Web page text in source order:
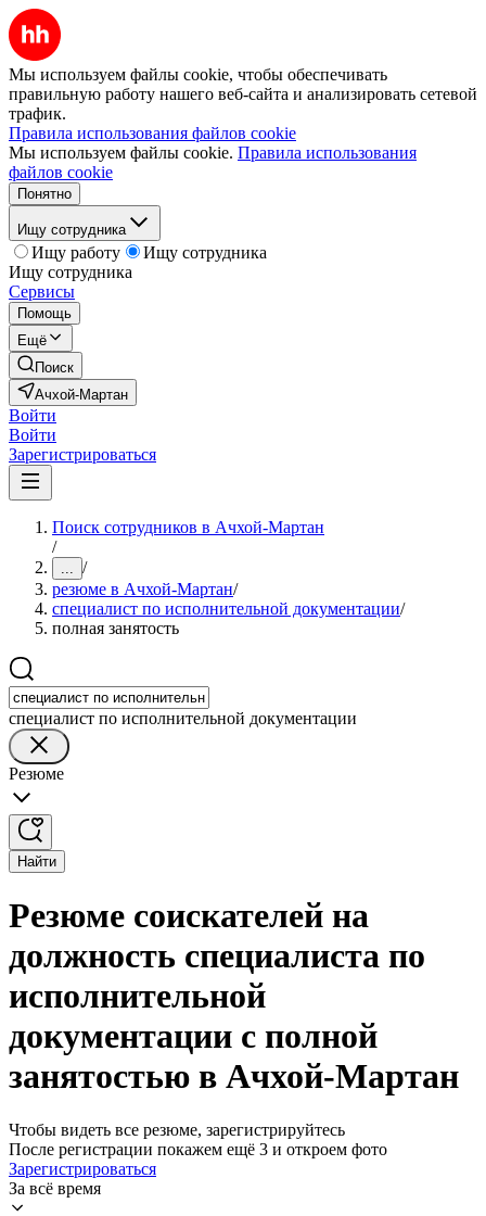
Мы используем файлы cookie, чтобы обеспечивать
правильную работу нашего веб-сайта и анализировать сетевой
трафик.
Правила использования файлов cookie
Мы используем файлы cookie. Правила использования
файлов cookie
Понятно
Ищу сотрудника
Ищу работу
Ищу сотрудника
Ищу сотрудника
Сервисы
Помощь
Ещё
Поиск
Ачхой-Мартан
Войти
Войти
Зарегистрироваться
Поиск сотрудников в Ачхой-Мартан
/
... /
резюме в Ачхой-Мартан/
специалист по исполнительной документации/
полная занятость
специалист по исполнительной документации
Резюме
Найти
Резюме соискателей на
должность специалиста по
исполнительной
документации с полной
занятостью в Ачхой-Мартан
Чтобы видеть все резюме, зарегистрируйтесь
После регистрации покажем ещё 3 и откроем фото
Зарегистрироваться
За всё время